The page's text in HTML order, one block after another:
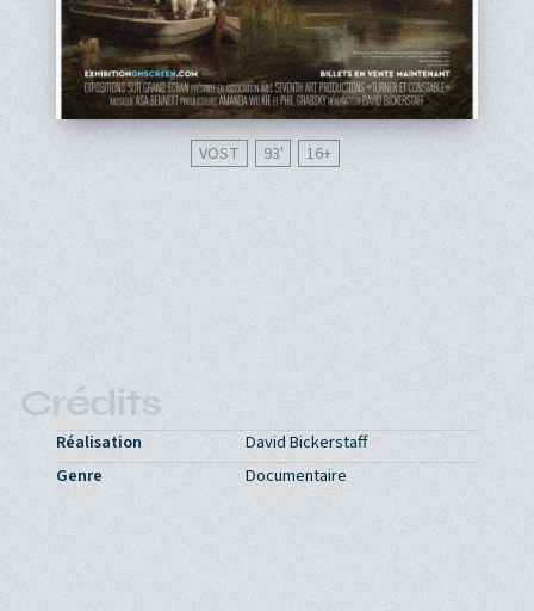
VOST 93' 16
Crédits
Réalisation
David Bickerstaff
Genre
Documentaire